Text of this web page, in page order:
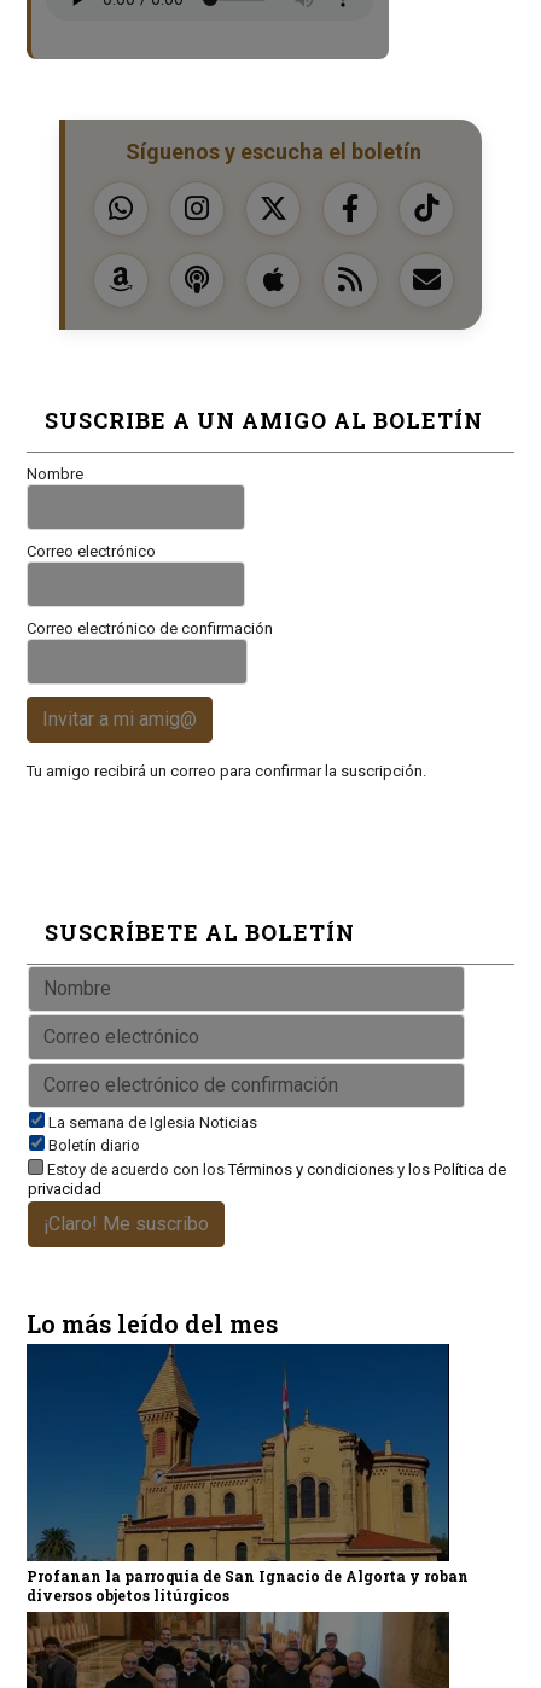
Síguenos y escucha el boletín
SUSCRIBE A UN AMIGO AL BOLETÍN
Nombre
Correo electrónico
Correo electrónico de confirmación
Invitar a mi amig@
Tu amigo recibirá un correo para confirmar la suscripción.
SUSCRÍBETE AL BOLETÍN
La semana de Iglesia Noticias
Boletín diario
Estoy de acuerdo con losTérminos y condicionesy los Política de
privacidad
¡Claro! Me suscribo
Lo más leído del mes
Profanan la parroquia de San Ignacio de Algorta y roban
diversos objetos litúrgicos